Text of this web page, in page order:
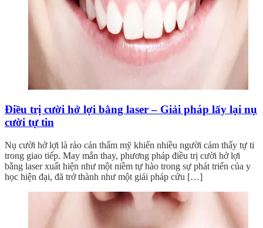
Điều trị cười hở lợi bằng laser – Giải pháp lấy lại nụ
cười tự tin
Nụ cười hở lợi là rào cản thẩm mỹ khiến nhiều người cảm thấy tự ti
trong giao tiếp. May mắn thay, phương pháp điều trị cười hở lợi
bằng laser xuất hiện như một niềm tự hào trong sự phát triển của y
học hiện đại, đã trở thành như một giải pháp cứu […]